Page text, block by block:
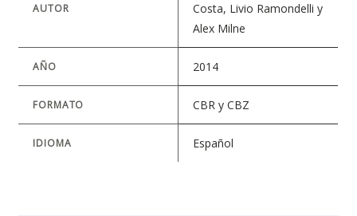
AUTOR
Costa, Livio Ramondelli y
Alex Milne
AÑO 2014
FORMATO CBR y CBZ
IDIOMA Español